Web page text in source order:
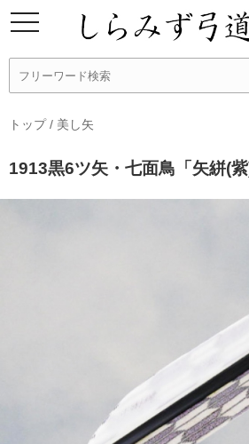
トップ/ 美し矢
1913黒6ツ矢・七面鳥「矢絣(